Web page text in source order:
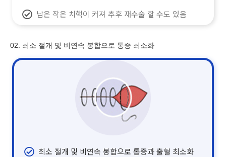
남은 작은 치핵이 커져 추후 재수술 할 수도 있음
02. 최소 절개 및 비연속 봉합으로 통증 최소화
최소 절개 및 비연속 봉합으로 통증과 출혈 최소화